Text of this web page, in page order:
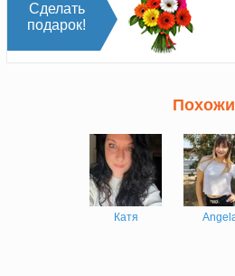
Сделать
подарок!
Катя